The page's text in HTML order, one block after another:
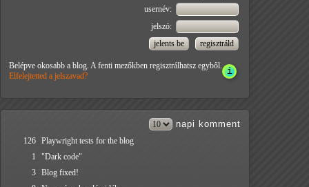
usernév:
jelszó:
Belépve okosabb a blog. A fenti mezőkben regisztrálhatsz egyből.
Elfelejtetted a jelszavad?
napi komment
126 Playwright tests for the blog
1
"Dark code"
3 Blog fixed!